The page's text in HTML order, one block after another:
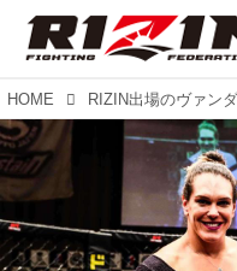
HOME